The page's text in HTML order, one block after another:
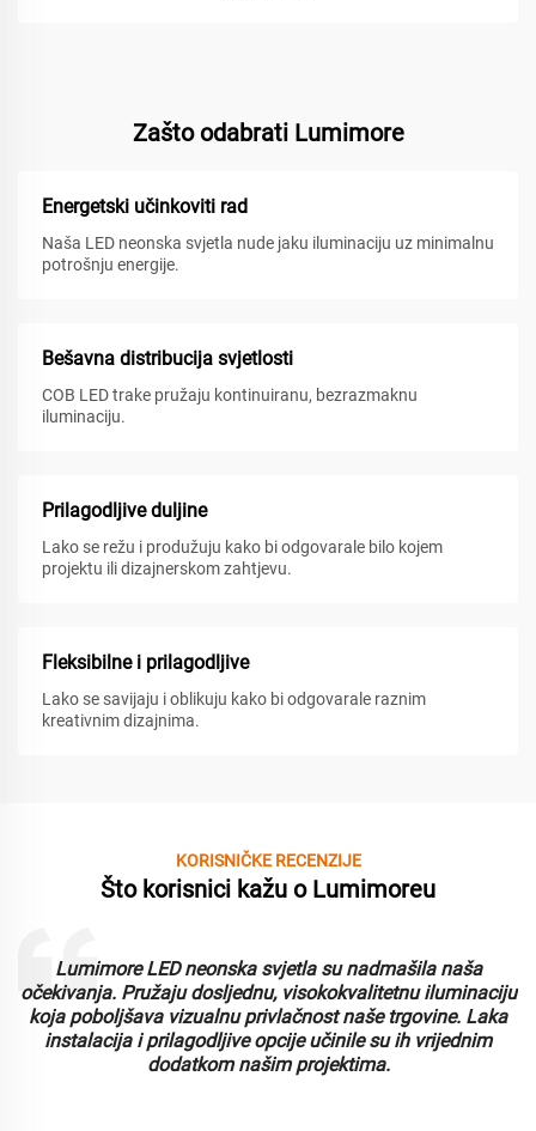
Zašto odabrati Lumimore
Energetski učinkoviti rad
Naša LED neonska svjetla nude jaku iluminaciju uz minimalnu
potrošnju energije.
Bešavna distribucija svjetlosti
COB LED trake pružaju kontinuiranu, bezrazmaknu
iluminaciju.
Prilagodljive duljine
Lako se režu i produžuju kako bi odgovarale bilo kojem
projektu ili dizajnerskom zahtjevu.
Fleksibilne i prilagodljive
Lako se savijaju i oblikuju kako bi odgovarale raznim
kreativnim dizajnima.
KORISNIČKE RECENZIJE
Što korisnici kažu o Lumimoreu
Lumimore LED neonska svjetla su nadmašila naša
očekivanja. Pružaju dosljednu, visokokvalitetnu iluminaciju
koja poboljšava vizualnu privlačnost naše trgovine. Laka
instalacija i prilagodljive opcije učinile su ih vrijednim
dodatkom našim projektima.